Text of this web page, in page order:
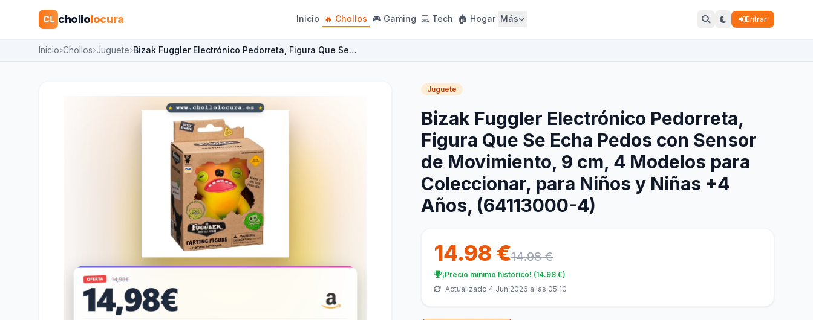
CL chollolocura Inicio 🔥 Chollos 🎮 Gaming 💻 Tech 🏠 Hogar Más Entrar
Inicio Chollos Juguete Bizak Fuggler Electrónico Pedorreta, Figura Que Se…
Juguete
Bizak Fuggler Electrónico Pedorreta,
Figura Que Se Echa Pedos con Sensor
de Movimiento, 9 cm, 4 Modelos para
Coleccionar, para Niños y Niñas +4
Años, (64113000-4)
14.98 €14.98 €
¡Precio mínimo histórico! (14.98 €)
Actualizado 4 Jun 2026 a las 05:10